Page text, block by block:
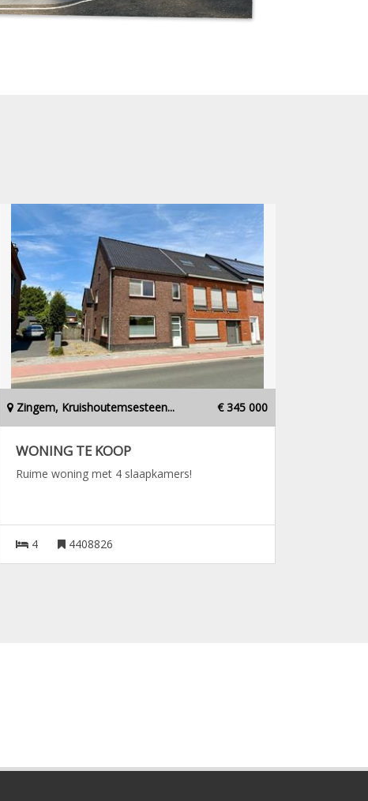
Zingem, Kruishoutemsesteen... € 345 000
WONING TE KOOP
Ruime woning met 4 slaapkamers!
4 4408826